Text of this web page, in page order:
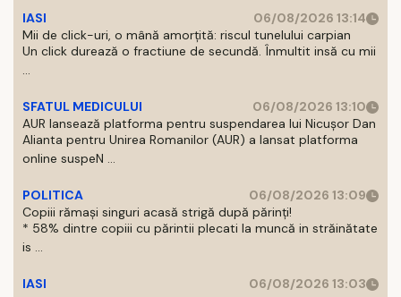
IASI
06/08/2026 13:14
Mii de click-uri, o mână amorțită: riscul tunelului carpian
Un click durează o fractiune de secundă. Înmultit insă cu mii
...
SFATUL MEDICULUI
06/08/2026 13:10
AUR lansează platforma pentru suspendarea lui Nicușor Dan
Alianta pentru Unirea Romanilor (AUR) a lansat platforma
online suspeN ...
POLITICA
06/08/2026 13:09
Copiii rămași singuri acasă strigă după părinți!
* 58% dintre copiii cu părintii plecati la muncă in străinătate
is ...
IASI 06/08/2026 13:03